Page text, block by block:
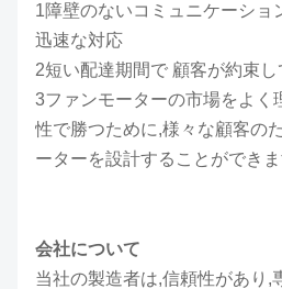
1障壁のないコミュニケーショ
迅速な対応
2短い配達期間で 顧客が約束し
3ファンモーターの市場をよく
性で勝つために,様々な顧客の
ーターを設計することができ
会社について
当社の製造者は,信頼性があり,